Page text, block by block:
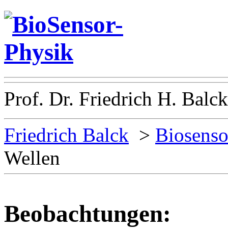
Prof. Dr. Friedrich H.
Friedrich Balck >
Wellen
Beobachtungen: